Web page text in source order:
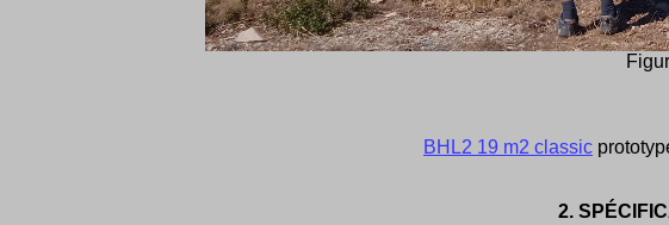
BHL2 19 m2 classic
2.